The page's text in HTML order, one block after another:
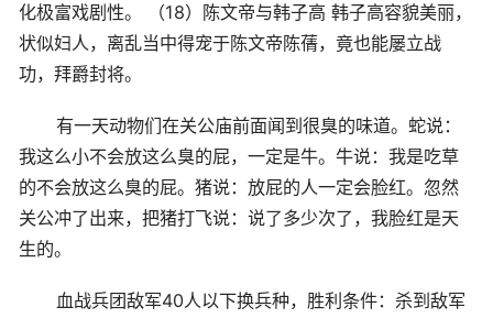
化极富戏剧性。 （18）陈文帝与韩子高 韩子高容貌美丽，
状似妇人，离乱当中得宠于陈文帝陈蒨，竟也能屡立战
功，拜爵封将。
有一天动物们在关公庙前面闻到很臭的味道。蛇说：
我这么小不会放这么臭的屁，一定是牛。牛说：我是吃草
的不会放这么臭的屁。猪说：放屁的人一定会脸红。忽然
关公冲了出来，把猪打飞说：说了多少次了，我脸红是天
生的。
血战兵团敌军40人以下换兵种，胜利条件：杀到敌军